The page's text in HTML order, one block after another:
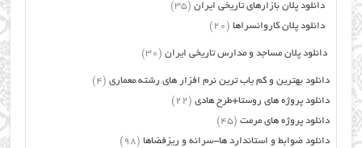
دانلود پلان بازارهای تاریخی ایران (35)
دانلود پلان کاروانسراها (20)
دانلود پلان مساجد و مدارس تاریخی ایران (30)
دانلود بهترین و کم یاب ترین نرم افزار های رشته معماری (4)
دانلود پروژه های روستا+طرح هادی (22)
دانلود پروژه های مرمت (45)
دانلود ضوابط و استاندارد ها-سرانه و ریزفضاها (98)